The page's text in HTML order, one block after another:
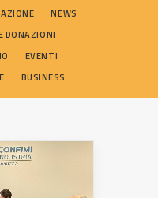
NEWS
DONAZIONI
EVENTI
BUSINESS